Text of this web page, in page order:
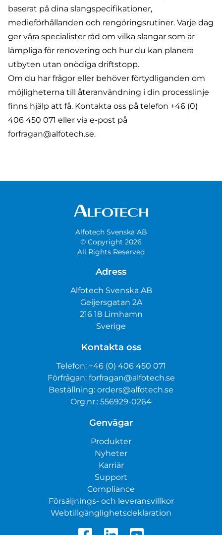
baserat på dina slangspecifikationer,
medieförhållanden och rengöringsrutiner. Varje dag
ger våra specialister råd om vilka slangar som är
lämpliga för renovering och hur du kan planera
utbyten utan onödiga driftstopp.
Om du har frågor eller behöver förtydliganden om
möjligheterna till återanvändning i din processlinje
finns hjälp att få. Kontakta oss på telefon +46 (0)
406 450 071 eller via e-post på
forfragan@alfotech.se.
Alfotech Svenska AB
© Copyright 2026
All Rights Reserved
Adress
Alfotech Svenska AB
Geijersgatan 2A
216 18 Limhamn
Sverige
Kontakta oss
Telefon: +46 (0) 406 450 071
Förfrågan: forfragan@alfotech.se
Beställning: orders@alfotech.se
Org.nr.: 556929-0264
Genvägar
Produkter
Nyheter
Karriär
Support
Compliance
Försäljnings- och leveransvillkor
Webtillgänglighetsdeklaration